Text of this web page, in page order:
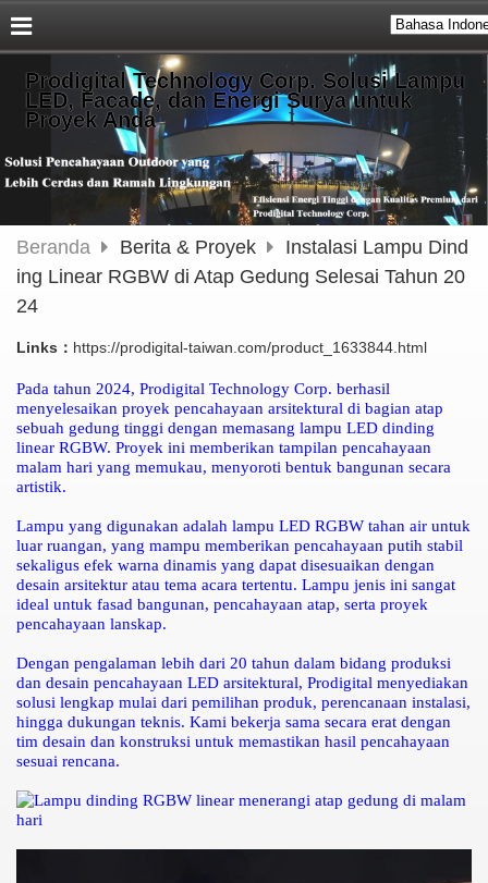
Prodigital Technology Corp. Solusi Lampu
LED, Facade, dan Energi Surya untuk
Proyek Anda
Beranda Berita & Proyek
Instalasi Lampu Dind
ing Linear RGBW di Atap Gedung Selesai Tahun 20
24
Links： https://prodigital-taiwan.com/product_1633844.html
Pada tahun 2024, Prodigital Technology Corp. berhasil
menyelesaikan proyek pencahayaan arsitektural di bagian atap
sebuah gedung tinggi dengan memasang lampu LED dinding
linear RGBW. Proyek ini memberikan tampilan pencahayaan
malam hari yang memukau, menyoroti bentuk bangunan secara
artistik.
Lampu yang digunakan adalah lampu LED RGBW tahan air untuk
luar ruangan, yang mampu memberikan pencahayaan putih stabil
sekaligus efek warna dinamis yang dapat disesuaikan dengan
desain arsitektur atau tema acara tertentu. Lampu jenis ini sangat
ideal untuk fasad bangunan, pencahayaan atap, serta proyek
pencahayaan lanskap.
Dengan pengalaman lebih dari 20 tahun dalam bidang produksi
dan desain pencahayaan LED arsitektural, Prodigital menyediakan
solusi lengkap mulai dari pemilihan produk, perencanaan instalasi,
hingga dukungan teknis. Kami bekerja sama secara erat dengan
tim desain dan konstruksi untuk memastikan hasil pencahayaan
sesuai rencana.